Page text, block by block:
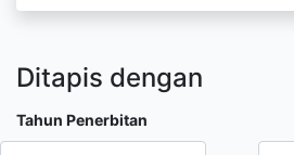
Ditapis dengan
Tahun Penerbitan